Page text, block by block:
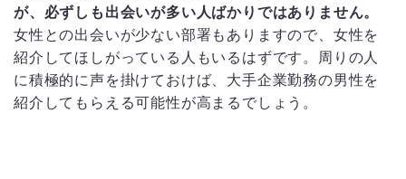
が、必ずしも出会いが多い人ばかりではありません。
女性との出会いが少ない部署もありますので、女性を
紹介してほしがっている人もいるはずです。周りの人
に積極的に声を掛けておけば、大手企業勤務の男性を
紹介してもらえる可能性が高まるでしょう。